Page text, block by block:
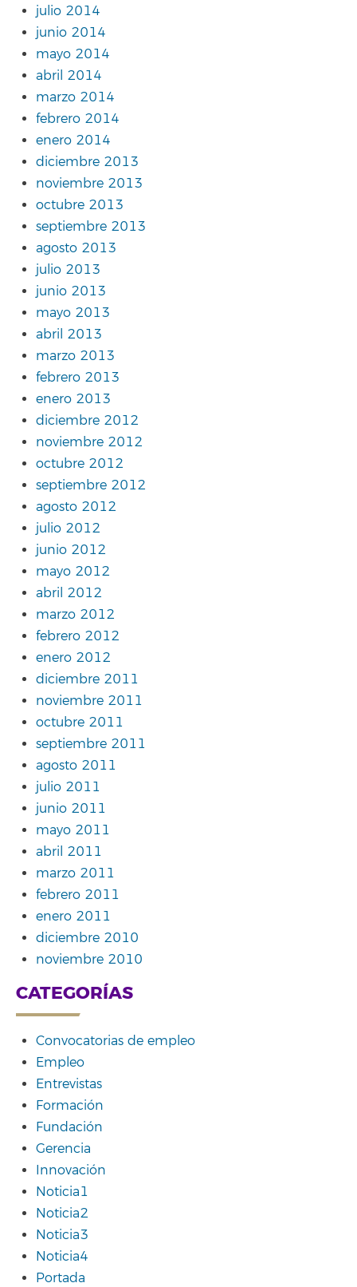
julio 2014
junio 2014
mayo 2014
abril 2014
marzo 2014
febrero 2014
enero 2014
diciembre 2013
noviembre 2013
octubre 2013
septiembre 2013
agosto 2013
julio 2013
junio 2013
mayo 2013
abril 2013
marzo 2013
febrero 2013
enero 2013
diciembre 2012
noviembre 2012
octubre 2012
septiembre 2012
agosto 2012
julio 2012
junio 2012
mayo 2012
abril 2012
marzo 2012
febrero 2012
enero 2012
diciembre 2011
noviembre 2011
octubre 2011
septiembre 2011
agosto 2011
julio 2011
junio 2011
mayo 2011
abril 2011
marzo 2011
febrero 2011
enero 2011
diciembre 2010
noviembre 2010
CATEGORÍAS
Convocatorias de empleo
Empleo
Entrevistas
Formación
Fundación
Gerencia
Innovación
Noticia1
Noticia2
Noticia3
Noticia4
Portada